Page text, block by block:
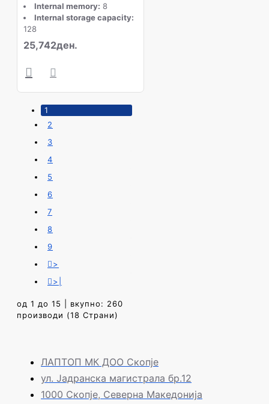
Internal memory: 8
Internal storage capacity:
128
25,742ден.
1
2
3
4
5
6
7
8
9
>
>|
од 1 до 15 | вкупно: 260
производи (18 Страни)
ЛАПТОП МК ДОО Скопје
ул. Јадранска магистрала бр.12
1000 Скопје, Северна Македонија